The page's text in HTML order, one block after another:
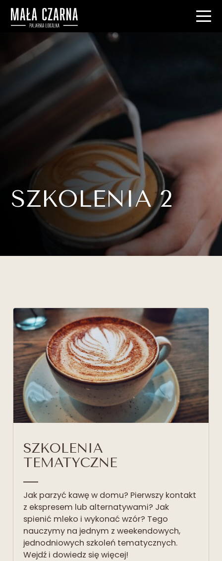
SZKOLENIA 2
SZKOLENIA
TEMATYCZNE
Jak parzyć kawę w domu? Pierwszy kontakt
z ekspresem lub alternatywami? Jak
spienić mleko i wykonać wzór? Tego
nauczymy na jednym z weekendowych,
jednodniowych szkoleń tematycznych.
Wejdź i dowiedz się więcej!